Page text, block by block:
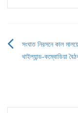
Post
সংঘাত নিরসনে কাল
থাইল্যান্ড-কম্বোডিয়া